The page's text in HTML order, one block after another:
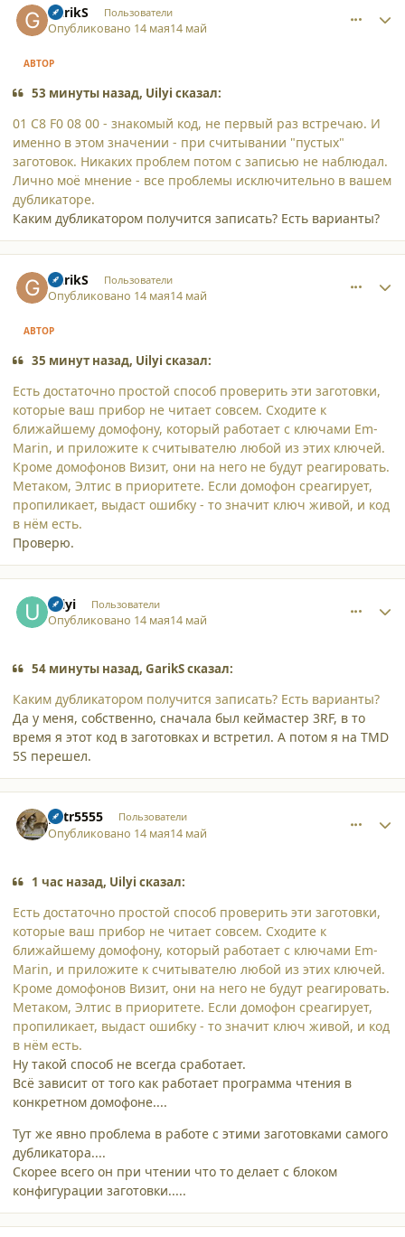
GarikS Пользователи
Опубликовано 14 мая14 май
АВТОР
53 минуты назад, Uilyi сказал:
01 C8 F0 08 00 - знакомый код, не первый раз встречаю. И
именно в этом значении - при считывании "пустых"
заготовок. Никаких проблем потом с записью не наблюдал.
Лично моё мнение - все проблемы исключительно в вашем
дубликаторе.
Каким дубликатором получится записать? Есть варианты?
GarikS Пользователи
Опубликовано 14 мая14 май
АВТОР
35 минут назад, Uilyi сказал:
Есть достаточно простой способ проверить эти заготовки,
которые ваш прибор не читает совсем. Сходите к
ближайшему домофону, который работает с ключами Em-
Marin, и приложите к считывателю любой из этих ключей.
Кроме домофонов Визит, они на него не будут реагировать.
Метаком, Элтис в приоритете. Если домофон среагирует,
пропиликает, выдаст ошибку - то значит ключ живой, и код
в нём есть.
Проверю.
Uilyi Пользователи
Опубликовано 14 мая14 май
54 минуты назад, GarikS сказал:
Каким дубликатором получится записать? Есть варианты?
Да у меня, собственно, сначала был кеймастер 3RF, в то
время я этот код в заготовках и встретил. А потом я на TMD
5S перешел.
petr5555 Пользователи
Опубликовано 14 мая14 май
1 час назад, Uilyi сказал:
Есть достаточно простой способ проверить эти заготовки,
которые ваш прибор не читает совсем. Сходите к
ближайшему домофону, который работает с ключами Em-
Marin, и приложите к считывателю любой из этих ключей.
Кроме домофонов Визит, они на него не будут реагировать.
Метаком, Элтис в приоритете. Если домофон среагирует,
пропиликает, выдаст ошибку - то значит ключ живой, и код
в нём есть.
Ну такой способ не всегда сработает.
Всё зависит от того как работает программа чтения в
конкретном домофоне....
Тут же явно проблема в работе с этими заготовками самого
дубликатора....
Скорее всего он при чтении что то делает с блоком
конфигурации заготовки.....